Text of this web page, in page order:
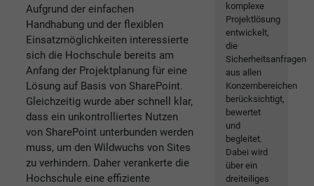
Aufgrund der einfachen
Handhabung und der flexiblen
Einsatzmöglichkeiten interessierte
sich die Hochschule bereits am
Anfang der Projektplanung für eine
Lösung auf Basis von SharePoint.
Gleichzeitig wurde aber schnell klar,
dass ein unkontrolliertes Nutzen
von SharePoint unterbunden werden
muss, um den Wildwuchs von Sites
zu verhindern. Daher verankerte die
Hochschule eine effiziente
komplexe
Projektlösung
entwickelt,
die
Sicherheitsanfragen
aus allen
Konzernbereichen
berücksichtigt,
bewertet
und
begleitet.
Dabei wird
über ein
dreiteiliges